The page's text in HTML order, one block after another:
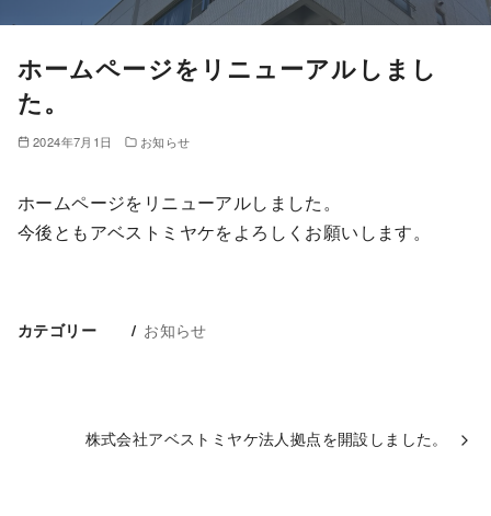
ホームページをリニューアルしまし
た。
2024年7月1日 お知らせ
ホームページをリニューアルしました。
今後ともアベストミヤケをよろしくお願いします。
カテゴリー お知らせ
株式会社アベストミヤケ法人拠点を開設しました。